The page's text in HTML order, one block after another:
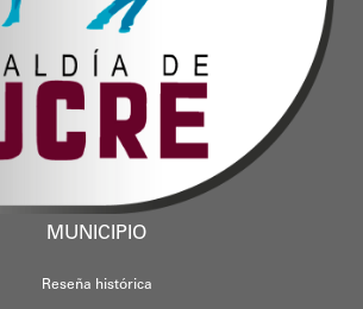
MUNICIPIO
Reseña histórica